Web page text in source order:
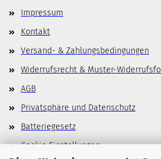
Impressum
Kontakt
Versand- & Zahlungsbedingungen
Widerrufsrecht & Muster-
AGB
Privatsphäre und Datenschutz
Batteriegesetz
Cookie Einstellungen